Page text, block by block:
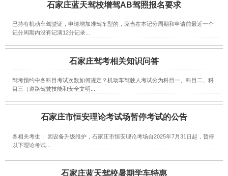
石家庄蓝天驾校增驾AB驾照报名要求
已持有机动车驾驶证，申请增加准驾车型的，应当在本记分周期和申请前最近一个
记分周期内没有记满12分记录...
石家庄驾考相关知识问答
驾考预约中各科目考试次数如何规定？机动车驾驶人考试分为科目一、科目二、科
目三（道路驾驶技能和安全文明...
石家庄市恒安理论考试场暂停考试的公告
各相关考生： 因设备升级维护，石家庄市恒安理论考场自2025年7月31日起，暂停
以下理论考试...
石家庄蓝天驾校暑期学车特惠